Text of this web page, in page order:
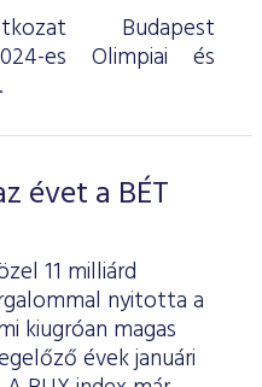
Budapest
es Olimpiai és
évet a BÉT
11 milliárd
nyitotta a
kiugróan magas
évek januári